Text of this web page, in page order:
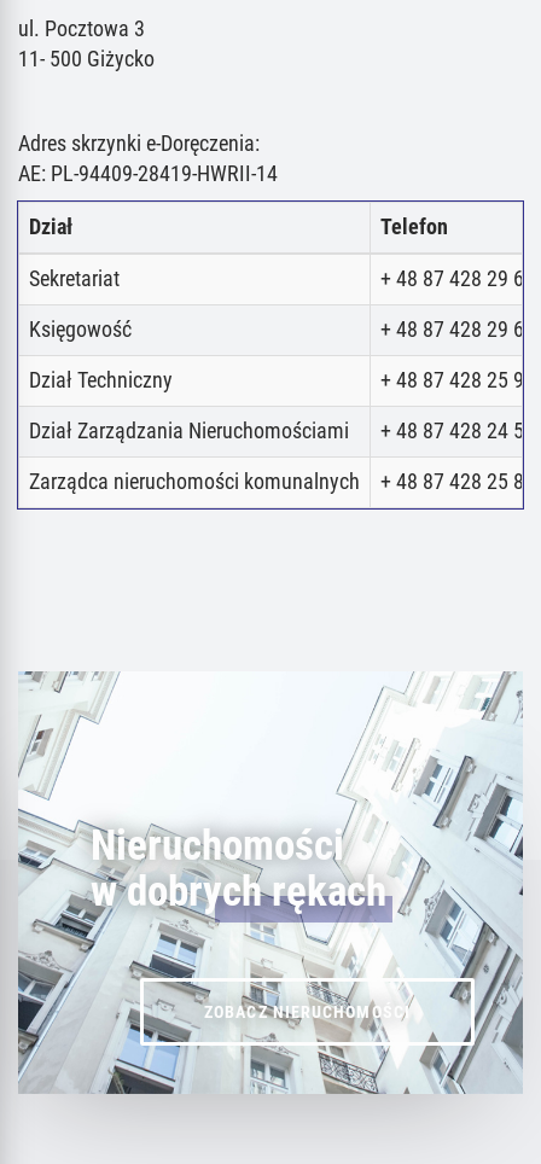
ul. Pocztowa 3
11- 500 Giżycko
Adres skrzynki e-Doręczenia:
AE: PL-94409-28419-HWRII-14
Dział Telefon
Sekretariat + 48 87 428 29 62
Księgowość + 48 87 428 29 62
Dział Techniczny + 48 87 428 25 98
Dział Zarządzania Nieruchomościami + 48 87 428 24 52
Zarządca nieruchomości komunalnych + 48 87 428 25 80
Nieruchomości
w dobrych rękach
ZOBACZ NIERUCHOMOŚCI